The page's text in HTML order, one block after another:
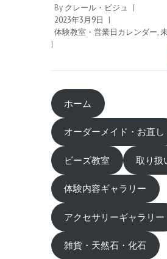
By クレール・ビジュ
|
2023年3月9日
|
体験教室・営業日カレンダー,
|
ホーム
オーダーメイド・お直し
ビーズ教室 取り扱
体験内容ギャラリー
アクセサリーギャラリー
雑貨・天然石・化石